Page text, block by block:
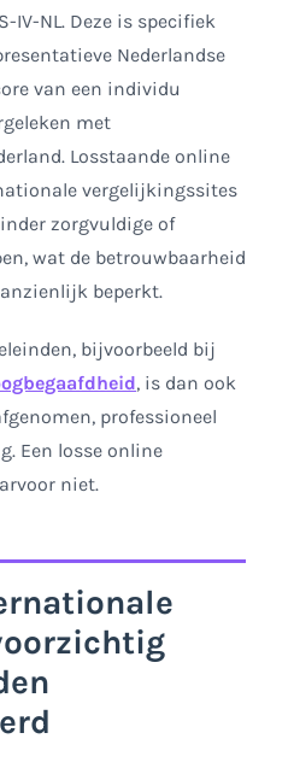
IV-NL. Deze is specifiek
Nederlandse
van een individu
met
Losstaande online
vergelijkingssites
zorgvuldige of
wat de betrouwbaarheid
beperkt.
bijvoorbeeld bij
, is dan ook
professioneel
Een losse online
niet.